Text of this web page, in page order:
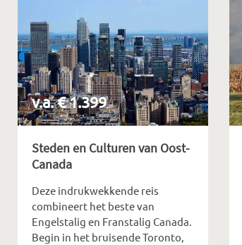
v.a. € 1.399
Steden en Culturen van Oost-
Canada
Deze indrukwekkende reis
combineert het beste van
Engelstalig en Franstalig Canada.
Begin in het bruisende Toronto,